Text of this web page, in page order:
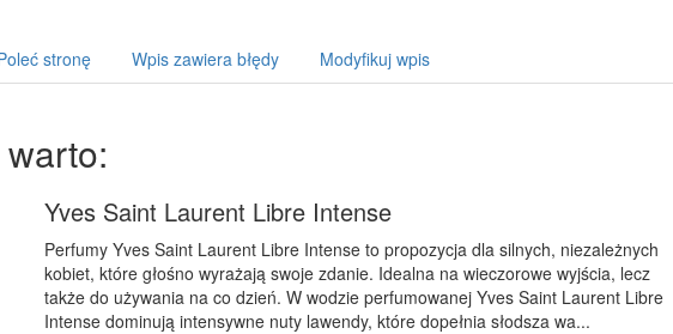
stronę Wpis zawiera błędy Modyfikuj wpis
Yves Saint Laurent Libre Intense
Perfumy Yves Saint Laurent Libre Intense to propozycja dla silnych, niezależnych
kobiet, które głośno wyrażają swoje zdanie. Idealna na wieczorowe wyjścia, lecz
także do używania na co dzień. W wodzie perfumowanej Yves Saint Laurent Libre
Intense dominują intensywne nuty lawendy, które dopełnia słodsza wa...